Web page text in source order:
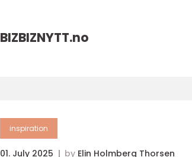
BIZBIZNYTT.no
inspiration
01. July 2025 by Elin Holmberg Thorsen